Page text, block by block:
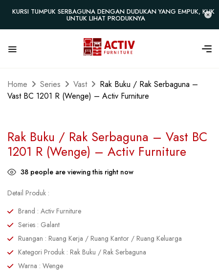
KURSI TUMPUK SERBAGUNA DENGAN DUDUKAN YANG EMPUK, KLIK
UNTUK LIHAT PRODUKNYA
Home Series Vast
Rak Buku / Rak Serbaguna –
Vast BC 1201 R (Wenge) – Activ Furniture
Rak Buku / Rak Serbaguna – Vast BC
1201 R (Wenge) – Activ Furniture
38 people are viewing this right now
Detail Produk :
Brand : Activ Furniture
Series : Galant
Ruangan : Ruang Kerja / Ruang Kantor / Ruang Keluarga
Kategori Produk : Rak Buku / Rak Serbaguna
Warna : Wenge